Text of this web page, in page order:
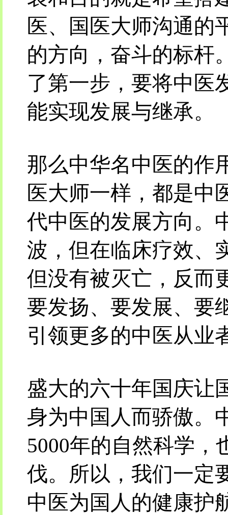
医、国医大师沟通的
的方向，奋斗的标杆
了第一步，要将中医
能实现发展与继承。
那么中华名中医的作
医大师一样，都是中
代中医的发展方向。
波，但在临床疗效、
但没有被灭亡，反而
要发扬、要发展、要
引领更多的中医从业
盛大的六十年国庆让
身为中国人而骄傲。
5000年的自然科学，
伐。所以，我们一定
中医为国人的健康护